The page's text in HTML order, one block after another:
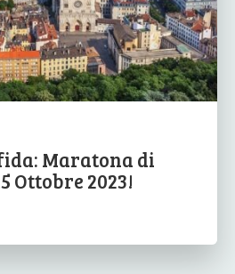
Maratona di
Ottobre 2023!